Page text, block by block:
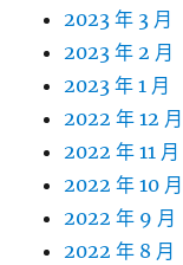
2023 年 3 月
2023 年 2 月
2023 年 1 月
2022 年 12 月
2022 年 11 月
2022 年 10 月
2022 年 9 月
2022 年 8 月